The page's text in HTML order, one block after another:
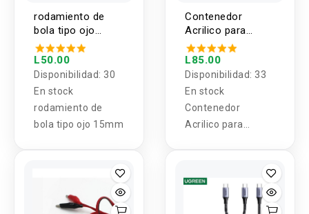
rodamiento de
bola tipo ojo
15mm
L50.00
Disponibilidad: 30
En stock
rodamiento de
bola tipo ojo 15mm
Contenedor
Acrilico para
Pantalla LCD
16x02
L85.00
Disponibilidad: 33
En stock
Contenedor
Acrilico para